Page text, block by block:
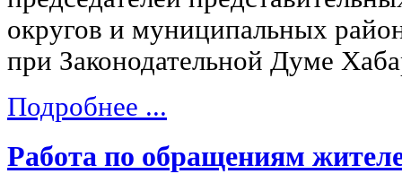
округов и муниципальных
при Законодательной Думе
Подробнее ...
Работа по обращениям